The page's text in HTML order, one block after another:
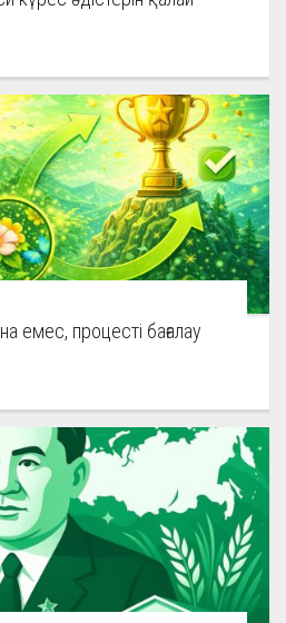
емес, процесті бағалау